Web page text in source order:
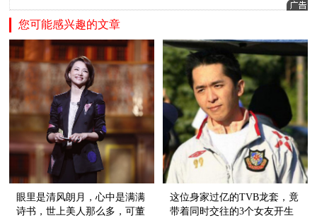
您可能感兴趣的文章
眼里是清风朗月，心中是满满
诗书，世上美人那么多，可董
这位身家过亿的TVB龙套，竟
带着同时交往的3个女友开生